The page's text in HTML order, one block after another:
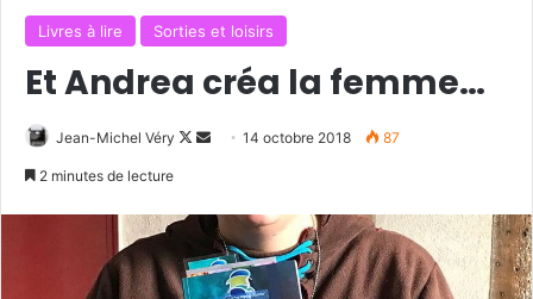
Livres à lire Sorties et loisirs
Et Andrea créa la femme…
Jean-Michel Véry
F
o
w
o
y
e
14 octobre 2018 87
2 minutes de lecture